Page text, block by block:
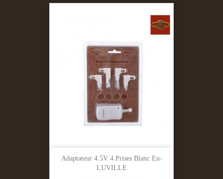
Adaptateur 4.5V 4 Prises Blanc En-
LUVILLE